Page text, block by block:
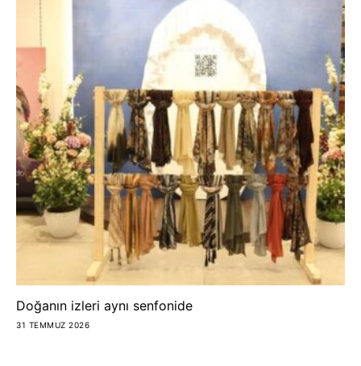
Doğanın izleri aynı senfonide
31 TEMMUZ 2026